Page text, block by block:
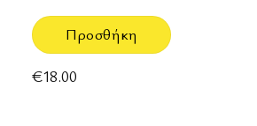
Προσθήκη
€18.00